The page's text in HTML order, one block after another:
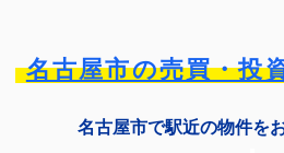
名古屋市の売買・投
名古屋市で駅近の物件を